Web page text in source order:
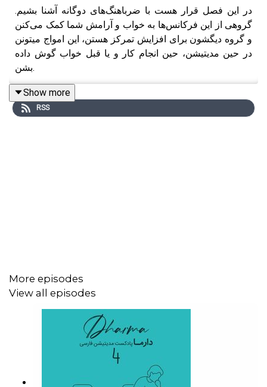
در این فصل قرار هست با ضرباهنگ‌های دوگانه آشنا بشیم.
گروهی از این فرکانس‌ها به خواب و آرامش شما کمک می‌کنن
و گروه دیگشون برای افزایش تمرکز هستن، این امواج میتونن
در حین مدیتیشن، حین انجام کار و یا قبل خواب گوش داده
بشن.
حین گوش دادن به برخی از این امواج ممکن هست احساسات
بررسی تاثیر ضرب‌آهنگ دوگانه با فرکانس‌های مختلف بر
ارتقای سلامت انسان
Show more
RSS
More episodes
View all episodes